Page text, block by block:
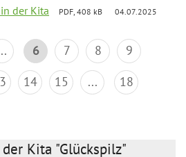
der Kita PDF, 408 kB 04.07.2025
6 7 8
9
14 15 ... 18
Kita "Glückspilz"